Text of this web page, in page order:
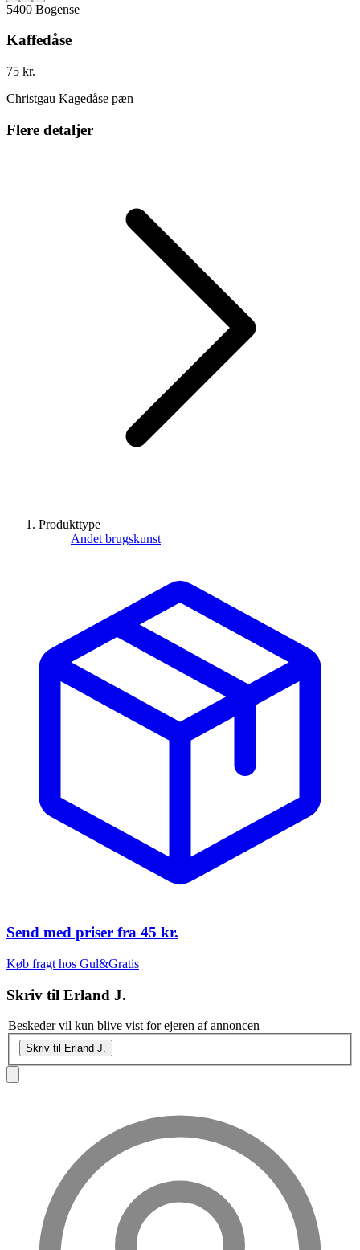
5400 Bogense
Kaffedåse
75 kr.
Christgau Kagedåse pæn
Flere detaljer
Produkttype
Andet brugskunst
Send med priser fra 45 kr.
Køb fragt hos Gul&Gratis
Skriv til Erland J.
Beskeder vil kun blive vist for ejeren af annoncen
Skriv til Erland J.